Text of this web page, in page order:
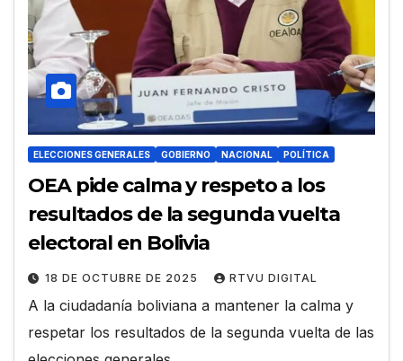
ELECCIONES GENERALES GOBIERNO NACIONAL POLÍTICA
OEA pide calma y respeto a los
resultados de la segunda vuelta
electoral en Bolivia
18 DE OCTUBRE DE 2025 RTVU DIGITAL
A la ciudadanía boliviana a mantener la calma y
respetar los resultados de la segunda vuelta de las